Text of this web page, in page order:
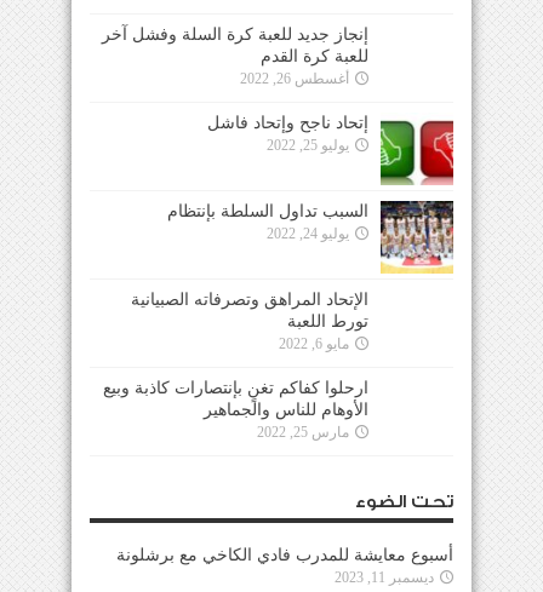
إنجاز جديد للعبة كرة السلة وفشل آخر
للعبة كرة القدم
أغسطس 26, 2022
إتحاد ناجح وإتحاد فاشل
يوليو 25, 2022
السبب تداول السلطة بإنتظام
يوليو 24, 2022
الإتحاد المراهق وتصرفاته الصبيانية
تورط اللعبة
مايو 6, 2022
ارحلوا كفاكم تغنٍ بإنتصارات كاذبة وبيع
الأوهام للناس والجماهير
مارس 25, 2022
تحت الضوء
أسبوع معايشة للمدرب فادي الكاخي مع برشلونة
ديسمبر 11, 2023